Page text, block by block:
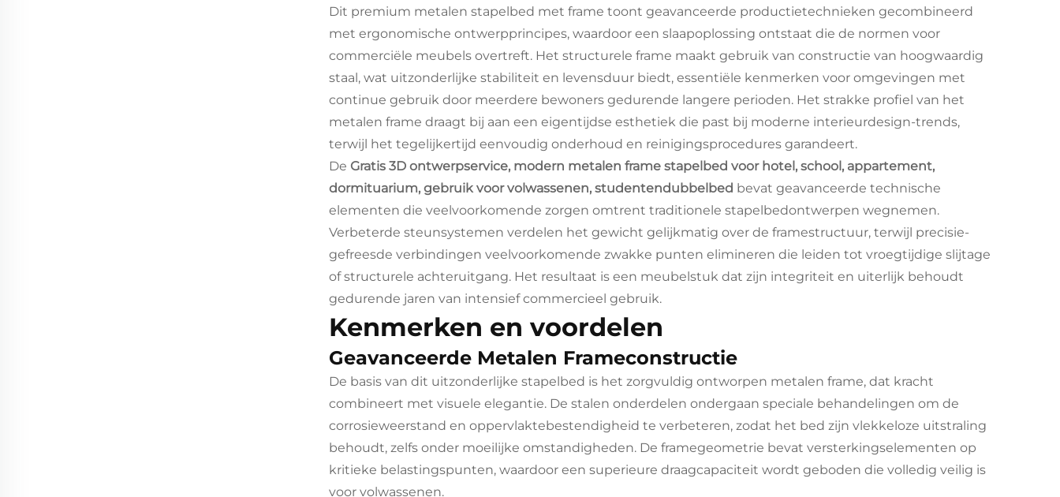
Dit premium metalen stapelbed met frame toont geavanceerde productietechnieken gecombineerd
met ergonomische ontwerpprincipes, waardoor een slaapoplossing ontstaat die de normen voor
commerciële meubels overtreft. Het structurele frame maakt gebruik van constructie van hoogwaardig
staal, wat uitzonderlijke stabiliteit en levensduur biedt, essentiële kenmerken voor omgevingen met
continue gebruik door meerdere bewoners gedurende langere perioden. Het strakke profiel van het
metalen frame draagt bij aan een eigentijdse esthetiek die past bij moderne interieurdesign-trends,
terwijl het tegelijkertijd eenvoudig onderhoud en reinigingsprocedures garandeert.
De Gratis 3D ontwerpservice, modern metalen frame stapelbed voor hotel, school, appartement,
dormituarium, gebruik voor volwassenen, studentendubbelbed bevat geavanceerde technische
elementen die veelvoorkomende zorgen omtrent traditionele stapelbedontwerpen wegnemen.
Verbeterde steunsystemen verdelen het gewicht gelijkmatig over de framestructuur, terwijl precisie-
gefreesde verbindingen veelvoorkomende zwakke punten elimineren die leiden tot vroegtijdige slijtage
of structurele achteruitgang. Het resultaat is een meubelstuk dat zijn integriteit en uiterlijk behoudt
gedurende jaren van intensief commercieel gebruik.
Kenmerken en voordelen
Geavanceerde Metalen Frameconstructie
De basis van dit uitzonderlijke stapelbed is het zorgvuldig ontworpen metalen frame, dat kracht
combineert met visuele elegantie. De stalen onderdelen ondergaan speciale behandelingen om de
corrosieweerstand en oppervlaktebestendigheid te verbeteren, zodat het bed zijn vlekkeloze uitstraling
behoudt, zelfs onder moeilijke omstandigheden. De framegeometrie bevat versterkingselementen op
kritieke belastingspunten, waardoor een superieure draagcapaciteit wordt geboden die volledig veilig is
voor volwassenen.